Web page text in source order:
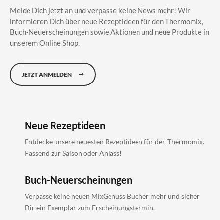
Melde Dich jetzt an und verpasse keine News mehr! Wir
informieren Dich über neue Rezeptideen für den Thermomix,
Buch-Neuerscheinungen sowie Aktionen und neue Produkte in
unserem Online Shop.
JETZT ANMELDEN
Neue Rezeptideen
Entdecke unsere neuesten Rezeptideen für den Thermomix.
Passend zur Saison oder Anlass!
Buch-Neuerscheinungen
Verpasse keine neuen MixGenuss Bücher mehr und sicher
Dir ein Exemplar zum Erscheinungstermin.